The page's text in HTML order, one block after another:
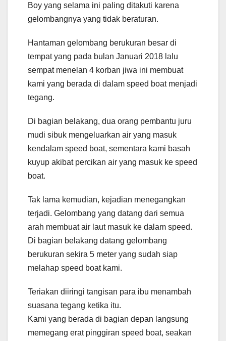
Boy yang selama ini paling ditakuti karena
gelombangnya yang tidak beraturan.
Hantaman gelombang berukuran besar di
tempat yang pada bulan Januari 2018 lalu
sempat menelan 4 korban jiwa ini membuat
kami yang berada di dalam speed boat menjadi
tegang.
Di bagian belakang, dua orang pembantu juru
mudi sibuk mengeluarkan air yang masuk
kendalam speed boat, sementara kami basah
kuyup akibat percikan air yang masuk ke speed
boat.
Tak lama kemudian, kejadian menegangkan
terjadi. Gelombang yang datang dari semua
arah membuat air laut masuk ke dalam speed.
Di bagian belakang datang gelombang
berukuran sekira 5 meter yang sudah siap
melahap speed boat kami.
Teriakan diiringi tangisan para ibu menambah
suasana tegang ketika itu.
Kami yang berada di bagian depan langsung
memegang erat pinggiran speed boat, seakan